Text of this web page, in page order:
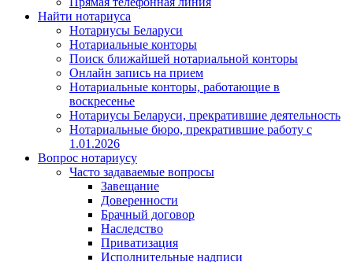
Найти нотариуса
Нотариусы Беларуси
Нотариальные конторы
Поиск ближайшей нотариальной конторы
Онлайн запись на прием
Нотариальные конторы, работающие в
воскресенье
Нотариусы Беларуси, прекратившие деятельность
Нотариальные бюро, прекратившие работу с
1.01.2026
Вопрос нотариусу
Часто задаваемые вопросы
Завещание
Доверенности
Брачный договор
Наследство
Приватизация
Исполнительные надписи